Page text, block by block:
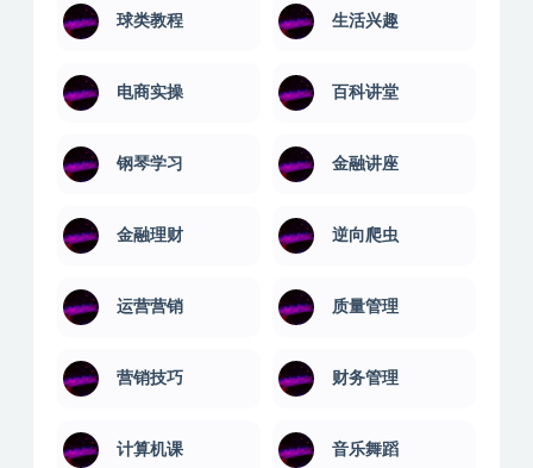
球类教程 生活兴趣
电商实操 百科讲堂
钢琴学习 金融讲座
金融理财 逆向爬虫
运营营销 质量管理
营销技巧 财务管理
计算机课 音乐舞蹈